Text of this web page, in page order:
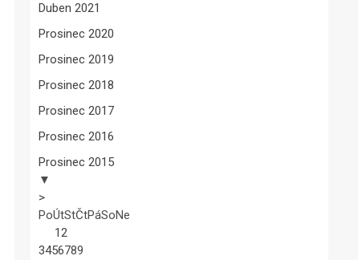
Duben 2021
Prosinec 2020
Prosinec 2019
Prosinec 2018
Prosinec 2017
Prosinec 2016
Prosinec 2015
▼
>
PoÚtStČtPáSoNe
12
3456789